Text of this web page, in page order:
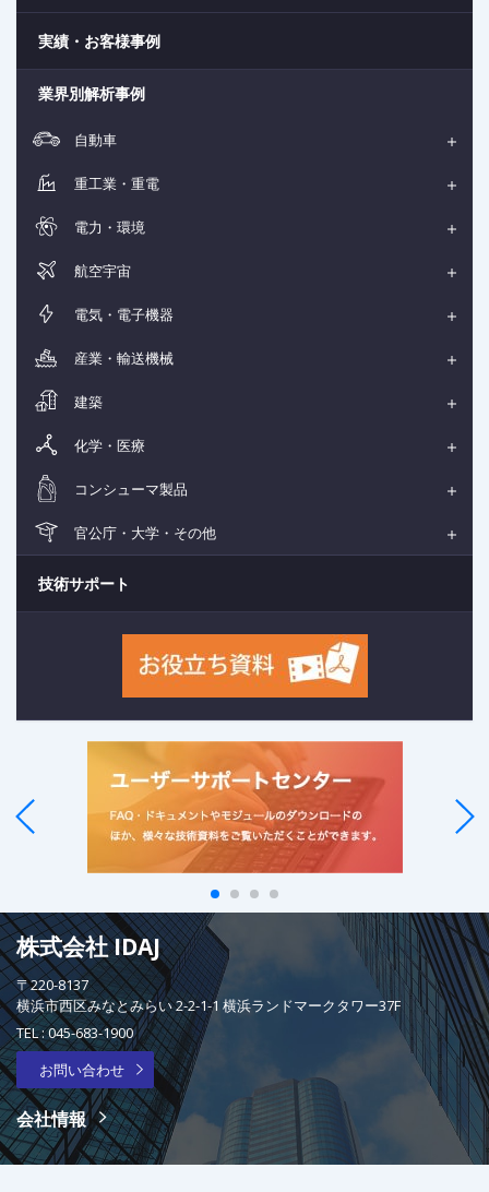
実績・お客様事例
業界別解析事例
自動車
重工業・重電
電力・環境
航空宇宙
電気・電子機器
産業・輸送機械
建築
化学・医療
コンシューマ製品
官公庁・大学・その他
技術サポート
株式会社 IDAJ
〒220-8137
横浜市西区みなとみらい 2-2-1-1 横浜ランドマークタワー37F
TEL :045-683-1900
お問い合わせ
会社情報